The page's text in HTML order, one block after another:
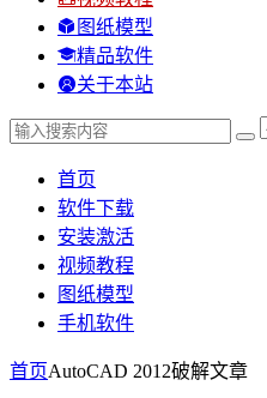
图纸模型
精品软件
关于本站
首页
软件下载
安装激活
视频教程
图纸模型
手机软件
首页AutoCAD 2012破解文章